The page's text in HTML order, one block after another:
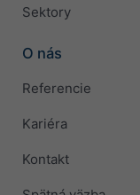
Sektory
O nás
Referencie
Kariéra
Kontakt